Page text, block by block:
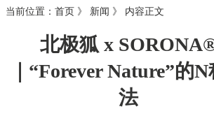
当前位置： 首页 》 新闻 》 内容正文
北极狐 x
｜“Forever Nature”的
法